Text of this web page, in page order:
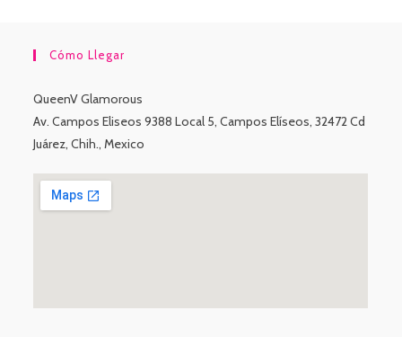
Cómo Llegar
QueenV Glamorous
Av. Campos Eliseos 9388 Local 5, Campos Elíseos, 32472 Cd
Juárez, Chih., Mexico